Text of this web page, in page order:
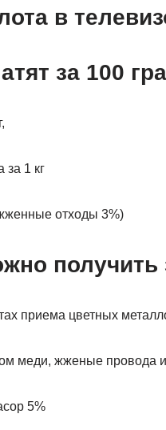
в
за 100
за 1 кг
отходы 3%)
приема цветных
меди, жженые провода и
5%